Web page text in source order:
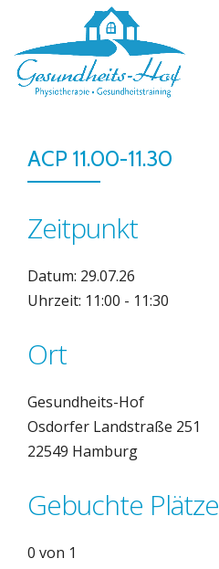
content
ACP 11.00-11.30
Zeitpunkt
Datum: 29.07.26
Uhrzeit: 11:00 - 11:30
Ort
Gesundheits-Hof
Osdorfer Landstraße 251
22549 Hamburg
Gebuchte Plätze
0 von 1